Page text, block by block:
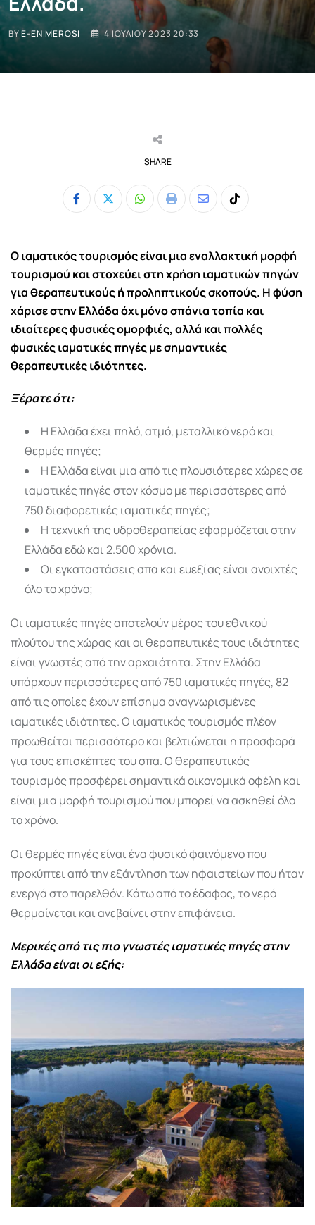
BYE-ENIMEROSI 4 ΙΟΥΛΊΟΥ 2023 20:33
SHARE
Whatsapp
Print
ShareTiktok
Ο ιαματικός τουρισμός είναι μια εναλλακτική μορφή
τουρισμού και στοχεύει στη χρήση ιαματικών πηγών
για θεραπευτικούς ή προληπτικούς σκοπούς. Η φύση
χάρισε στην Ελλάδα όχι μόνο σπάνια τοπία και
ιδιαίτερες φυσικές ομορφιές, αλλά και πολλές
φυσικές ιαματικές πηγές με σημαντικές
θεραπευτικές ιδιότητες.
Ξέρατε ότι:
Η Ελλάδα έχει πηλό, ατμό, μεταλλικό νερό και
θερμές πηγές;
Η Ελλάδα είναι μια από τις πλουσιότερες χώρες σε
ιαματικές πηγές στον κόσμο με περισσότερες από
750 διαφορετικές ιαματικές πηγές;
Η τεχνική της υδροθεραπείας εφαρμόζεται στην
Ελλάδα εδώ και 2.500 χρόνια.
Οι εγκαταστάσεις σπα και ευεξίας είναι ανοιχτές
όλο το χρόνο;
Οι ιαματικές πηγές αποτελούν μέρος του εθνικού
πλούτου της χώρας και οι θεραπευτικές τους ιδιότητες
είναι γνωστές από την αρχαιότητα. Στην Ελλάδα
υπάρχουν περισσότερες από 750 ιαματικές πηγές, 82
από τις οποίες έχουν επίσημα αναγνωρισμένες
ιαματικές ιδιότητες. Ο ιαματικός τουρισμός πλέον
προωθείται περισσότερο και βελτιώνεται η προσφορά
για τους επισκέπτες του σπα. Ο θεραπευτικός
τουρισμός προσφέρει σημαντικά οικονομικά οφέλη και
είναι μια μορφή τουρισμού που μπορεί να ασκηθεί όλο
το χρόνο.
Οι θερμές πηγές είναι ένα φυσικό φαινόμενο που
προκύπτει από την εξάντληση των ηφαιστείων που ήταν
ενεργά στο παρελθόν. Κάτω από το έδαφος, το νερό
θερμαίνεται και ανεβαίνει στην επιφάνεια.
Μερικές από τις πιο γνωστές ιαματικές πηγές στην
Ελλάδα είναι οι εξής: